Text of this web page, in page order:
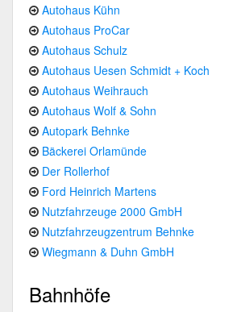
Autohaus Kühn
Autohaus ProCar
Autohaus Schulz
Autohaus Uesen Schmidt + Koch
Autohaus Weihrauch
Autohaus Wolf & Sohn
Autopark Behnke
Bäckerei Orlamünde
Der Rollerhof
Ford Heinrich Martens
Nutzfahrzeuge 2000 GmbH
Nutzfahrzeugzentrum Behnke
Wiegmann & Duhn GmbH
Bahnhöfe